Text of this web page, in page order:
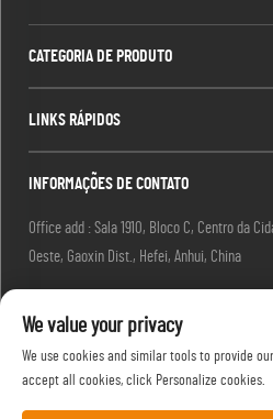
CATEGORIA DE PRODUTO
LINKS RÁPIDOS
INFORMAÇÕES DE CONTATO
Office add : Sala 1910, Bloco C, Centro da
Oeste, Gaoxin Dist., Hefei, Anhui, China
Tel.:13917680554
We value your privacy
We use cookies and similar tools to provide
accept all cookies, click Personalize cookies.